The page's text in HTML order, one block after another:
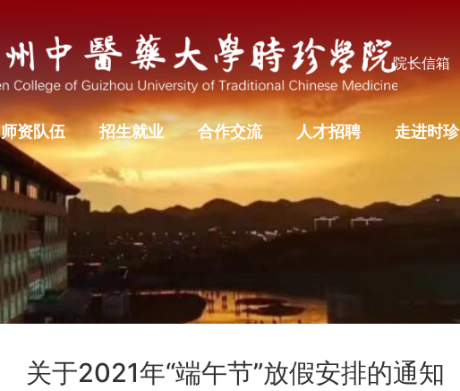
院长信箱
师资队伍 招生就业 合作交流 人才招聘 走进时珍
关于2021年“端午节”放假安排的通知